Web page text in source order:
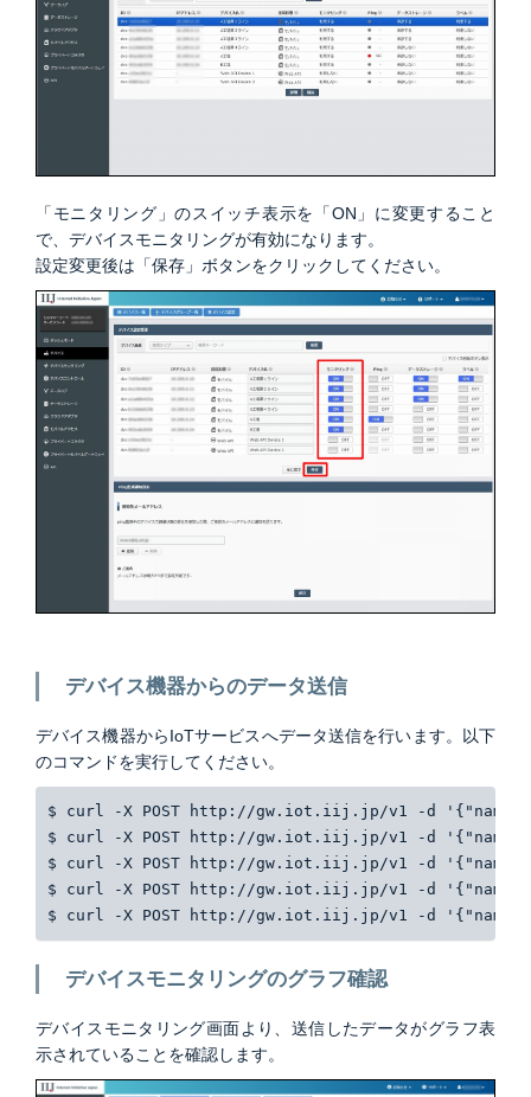
「モニタリング」のスイッチ表示を「ON」に変更すること
で、デバイスモニタリングが有効になります。
設定変更後は「保存」ボタンをクリックしてください。
デバイス機器からのデータ送信
デバイス機器からIoTサービスへデータ送信を行います。以下
のコマンドを実行してください。
$ curl -X POST http://gw.iot.iij.jp/v1 -d
$ curl -X POST http://gw.iot.iij.jp/v1 -d
$ curl -X POST http://gw.iot.iij.jp/v1 -d
$ curl -X POST http://gw.iot.iij.jp/v1 -d
$ curl -X POST http://gw.iot.iij.jp/v1 -d
デバイスモニタリングのグラフ確認
デバイスモニタリング画面より、送信したデータがグラフ表
示されていることを確認します。